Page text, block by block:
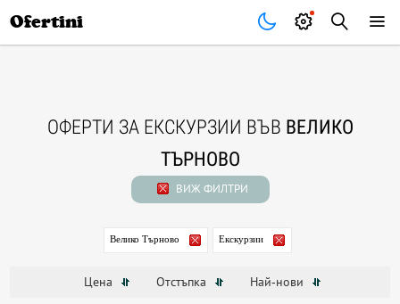
Ofertini
ОФЕРТИ ЗА ЕКСКУРЗИИ ВЪВ ВЕЛИКО
ТЪРНОВО
ВИЖ ФИЛТРИ
Велико Търново Екскурзии
Цена Отстъпка Най-нови